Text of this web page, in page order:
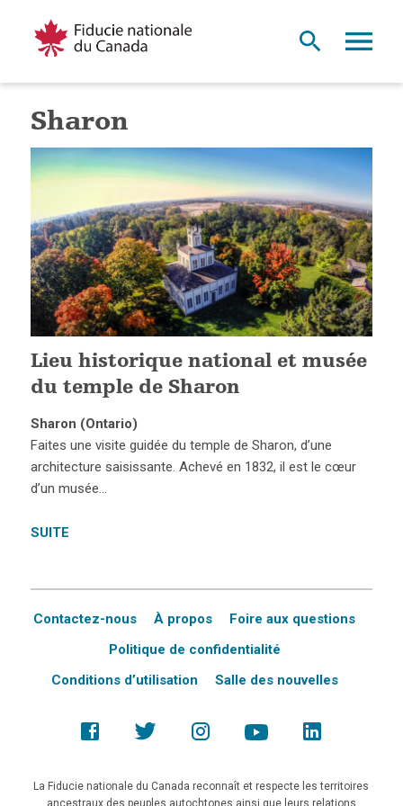
Sharon
Lieu historique national et musée
du temple de Sharon
Sharon (Ontario)
Faites une visite guidée du temple de Sharon, d’une
architecture saisissante. Achevé en 1832, il est le cœur
d’un musée…
SUITE
Contactez-nous À propos
Foire aux questions
Politique de confidentialité
Conditions d’utilisation
Salle des nouvelles
La Fiducie nationale du Canada reconnaît et respecte les territoires
ancestraux des peuples autochtones ainsi que leurs relations